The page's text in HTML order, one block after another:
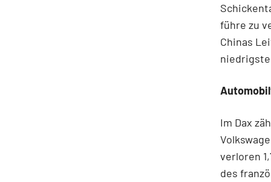
führe zu
Chinas
Im Dax
verloren
des